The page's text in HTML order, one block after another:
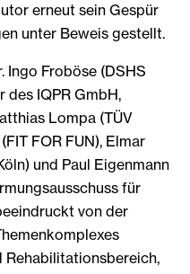
erneut sein Gespür
unter Beweis gestellt.
Ingo Froböse (DSHS
des IQPR GmbH,
Lompa (TÜV
FOR FUN), Elmar
und Paul Eigenmann
für
von der